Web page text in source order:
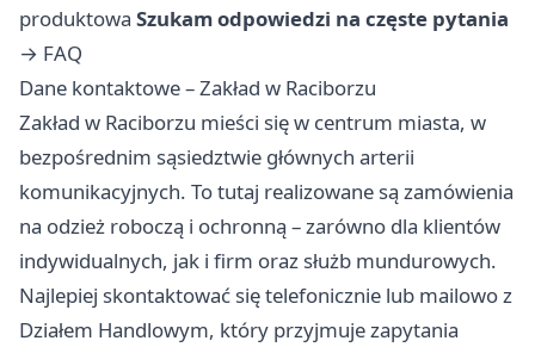
produktowa Szukam odpowiedzi na częste pytania
→ FAQ
Dane kontaktowe – Zakład w Raciborzu
Zakład w Raciborzu mieści się w centrum miasta, w
bezpośrednim sąsiedztwie głównych arterii
komunikacyjnych. To tutaj realizowane są zamówienia
na odzież roboczą i ochronną – zarówno dla klientów
indywidualnych, jak i firm oraz służb mundurowych.
Najlepiej skontaktować się telefonicznie lub mailowo z
Działem Handlowym, który przyjmuje zapytania